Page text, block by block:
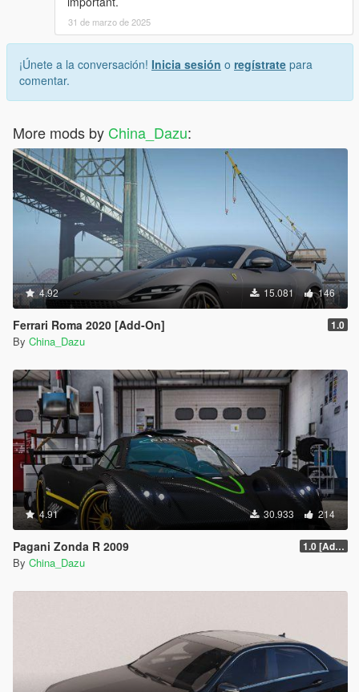
31 de marzo de 2025
¡Únete a la conversación! Inicia sesión o regístrate para
comentar.
More mods by China_Dazu:
4.92 15.081 146
Ferrari Roma 2020 [Add-On] 1.0
By China_Dazu
4.91 30.933 214
Pagani Zonda R 2009 1.0 [Add-On / Replace]
By China_Dazu